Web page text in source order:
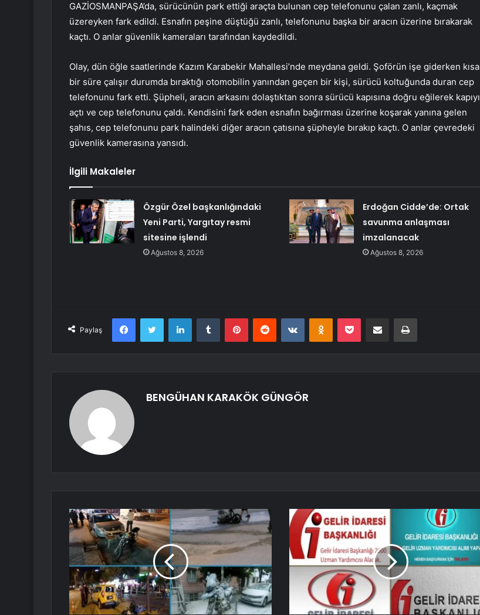
GAZİOSMANPAŞA’da, sürücünün park ettiği araçta bulunan cep telefonunu çalan zanlı, kaçmak
üzereyken fark edildi. Esnafın peşine düştüğü zanlı, telefonunu başka bir aracın üzerine bırakarak
kaçtı. O anlar güvenlik kameraları tarafından kaydedildi.
Olay, dün öğle saatlerinde Kazım Karabekir Mahallesi’nde meydana geldi. Şoförün işe giderken kısa
bir süre çalışır durumda bıraktığı otomobilin yanından geçen bir kişi, sürücü koltuğunda duran cep
telefonunu fark etti. Şüpheli, aracın arkasını dolaştıktan sonra sürücü kapısına doğru eğilerek kapıyı
açtı ve cep telefonunu çaldı. Kendisini fark eden esnafın bağırması üzerine koşarak yanına gelen
şahıs, cep telefonunu park halindeki diğer aracın çatısına şüpheyle bırakıp kaçtı. O anlar çevredeki
güvenlik kamerasına yansıdı.
İlgili Makaleler
Özgür Özel başkanlığındaki
Yeni Parti, Yargıtay resmi
sitesine işlendi
Ağustos 8, 2026
Erdoğan Cidde’de: Ortak
savunma anlaşması
imzalanacak
Ağustos 8, 2026
Paylaş
FacebookTwitter LinkedInTumblr PinterestReddit VKontakteOdnoklassniki
Pocket E-Posta ile paylaş Yazdır
BENGÜHAN KARAKÖK GÜNGÖR